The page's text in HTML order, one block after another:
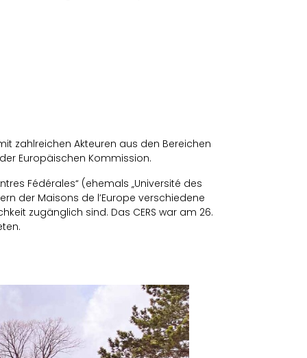
zahlreichen Akteuren aus den Bereichen
Europäischen Kommission.
Fédérales“ (ehemals „Université des
der Maisons de l’Europe verschiedene
zugänglich sind. Das CERS war am 26.